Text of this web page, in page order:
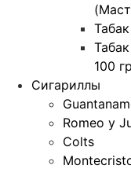
100 гр
Сигариллы
Romeo y
Colts